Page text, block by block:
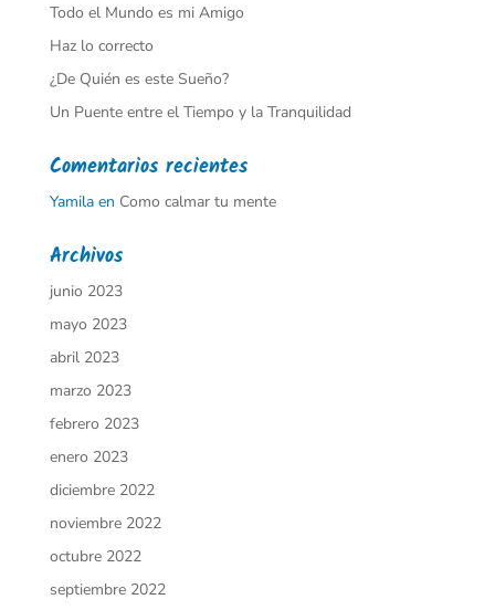
Todo el Mundo es mi Amigo
Haz lo correcto
¿De Quién es este Sueño?
Un Puente entre el Tiempo y la Tranquilidad
Comentarios recientes
Yamilaen Como calmar tu mente
Archivos
junio 2023
mayo 2023
abril 2023
marzo 2023
febrero 2023
enero 2023
diciembre 2022
noviembre 2022
octubre 2022
septiembre 2022